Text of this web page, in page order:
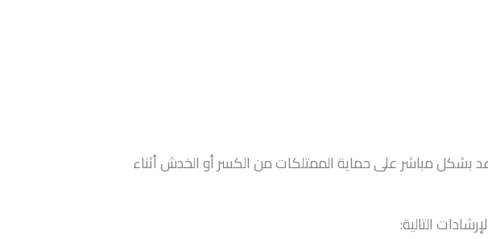
بشكل مباشر على حماية الممتلكات من الكسر أو الخدش أثناء
التالية: